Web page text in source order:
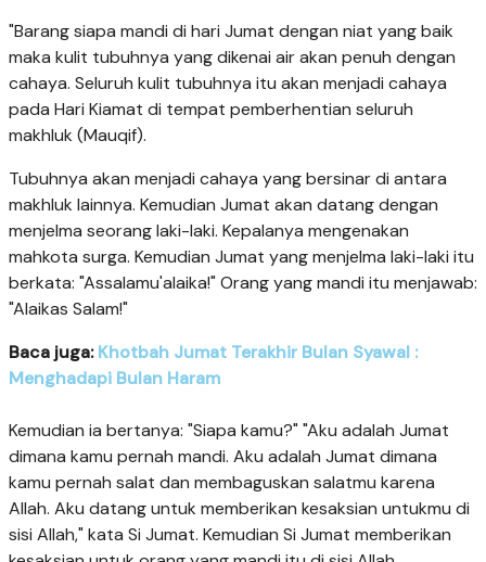
"Barang siapa mandi di hari Jumat dengan niat yang baik
maka kulit tubuhnya yang dikenai air akan penuh dengan
cahaya. Seluruh kulit tubuhnya itu akan menjadi cahaya
pada Hari Kiamat di tempat pemberhentian seluruh
makhluk (Mauqif).
Tubuhnya akan menjadi cahaya yang bersinar di antara
makhluk lainnya. Kemudian Jumat akan datang dengan
menjelma seorang laki-laki. Kepalanya mengenakan
mahkota surga. Kemudian Jumat yang menjelma laki-laki itu
berkata: "Assalamu'alaika!" Orang yang mandi itu menjawab:
"Alaikas Salam!"
Baca juga:Khotbah Jumat Terakhir Bulan Syawal :
Menghadapi Bulan Haram
Kemudian ia bertanya: "Siapa kamu?" "Aku adalah Jumat
dimana kamu pernah mandi. Aku adalah Jumat dimana
kamu pernah salat dan membaguskan salatmu karena
Allah. Aku datang untuk memberikan kesaksian untukmu di
sisi Allah," kata Si Jumat. Kemudian Si Jumat memberikan